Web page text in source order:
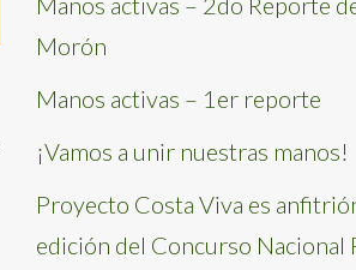
Morón
Manos activas – 1er reporte
¡Vamos a unir nuestras manos!
Proyecto Costa Viva es
edición del Concurso Nacional